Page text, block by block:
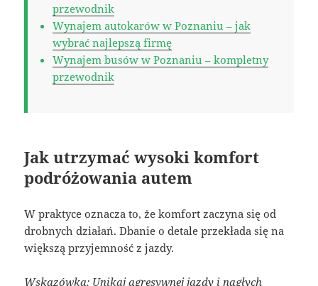
przewodnik
Wynajem autokarów w Poznaniu – jak
wybrać najlepszą firmę
Wynajem busów w Poznaniu – kompletny
przewodnik
Jak utrzymać wysoki komfort
podróżowania autem
W praktyce oznacza to, że komfort zaczyna się od
drobnych działań. Dbanie o detale przekłada się na
większą przyjemność z jazdy.
Wskazówka: Unikaj agresywnej jazdy i nagłych